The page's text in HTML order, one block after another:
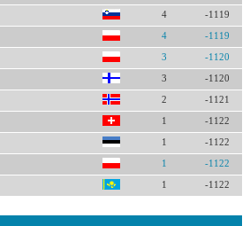
4 -1119
4 -1119
3 -1120
3 -1120
2 -1121
1 -1122
1 -1122
1 -1122
1 -1122